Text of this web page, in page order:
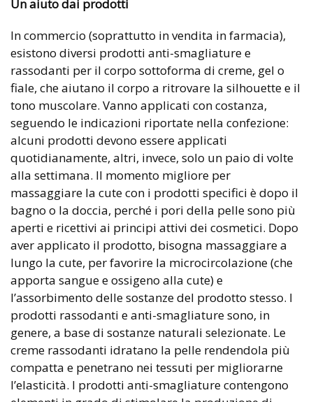
Un aiuto dai prodotti
In commercio (soprattutto in vendita in farmacia),
esistono diversi prodotti anti-smagliature e
rassodanti per il corpo sottoforma di creme, gel o
fiale, che aiutano il corpo a ritrovare la silhouette e il
tono muscolare. Vanno applicati con costanza,
seguendo le indicazioni riportate nella confezione:
alcuni prodotti devono essere applicati
quotidianamente, altri, invece, solo un paio di volte
alla settimana. Il momento migliore per
massaggiare la cute con i prodotti specifici è dopo il
bagno o la doccia, perché i pori della pelle sono più
aperti e ricettivi ai principi attivi dei cosmetici. Dopo
aver applicato il prodotto, bisogna massaggiare a
lungo la cute, per favorire la microcircolazione (che
apporta sangue e ossigeno alla cute) e
l’assorbimento delle sostanze del prodotto stesso. I
prodotti rassodanti e anti-smagliature sono, in
genere, a base di sostanze naturali selezionate. Le
creme rassodanti idratano la pelle rendendola più
compatta e penetrano nei tessuti per migliorarne
l’elasticità. I prodotti anti-smagliature contengono